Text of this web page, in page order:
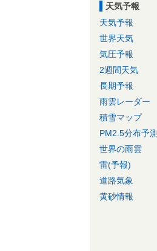
天気予報
天気予報
世界天気
気圧予報
2週間天気
長期予報
雨雲レーダー
積雪マップ
PM2.5分布予測
世界の雨雲
雷(予報)
道路気象
黄砂情報